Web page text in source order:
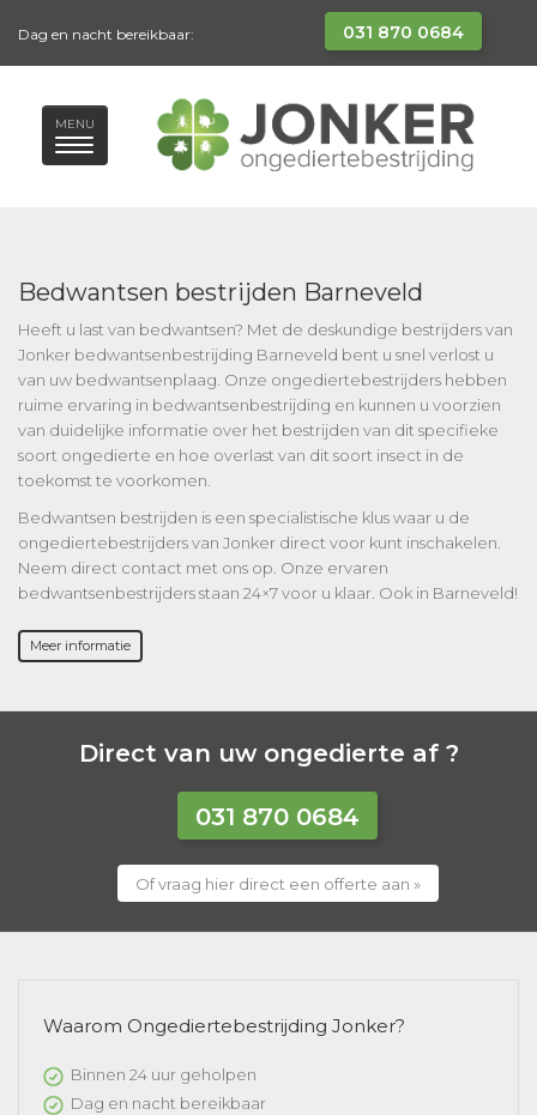
Dag en nacht bereikbaar: 031 870 0684
MENU
Bedwantsen bestrijden Barneveld
Heeft u last van bedwantsen? Met de deskundige bestrijders van
Jonker bedwantsenbestrijding Barneveld bent u snel verlost u
van uw bedwantsenplaag. Onze ongediertebestrijders hebben
ruime ervaring in bedwantsenbestrijding en kunnen u voorzien
van duidelijke informatie over het bestrijden van dit specifieke
soort ongedierte en hoe overlast van dit soort insect in de
toekomst te voorkomen.
Bedwantsen bestrijden is een specialistische klus waar u de
ongediertebestrijders van Jonker direct voor kunt inschakelen.
Neem direct contact met ons op. Onze ervaren
bedwantsenbestrijders staan 24×7 voor u klaar. Ook in Barneveld!
Meer informatie
Direct van uw ongedierte af ?
031 870 0684
Of vraag hier direct een offerte aan »
Waarom Ongediertebestrijding Jonker?
Binnen 24 uur geholpen
Dag en nacht bereikbaar